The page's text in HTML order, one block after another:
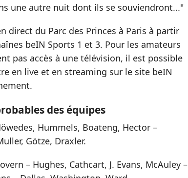
une autre nuit dont ils se souviendront..."
direct du Parc des Princes à Paris à partir
beIN Sports 1 et 3. Pour les amateurs
pas accès à une télévision, il est possible
en live et en streaming sur le site beIN
des équipes
Hummels, Boateng, Hector –
Götze, Draxler.
– Hughes, Cathcart, J. Evans, McAuley –